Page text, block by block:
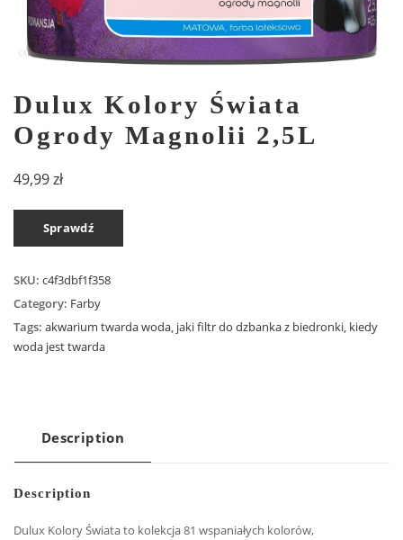
Dulux Kolory Świata
Ogrody Magnolii 2,5L
49,99zł
Sprawdź
SKU: c4f3dbf1f358
Category: Farby
Tags: akwarium twarda woda, jaki filtr do dzbanka z biedronki, kiedy
woda jest twarda
Description
Description
Dulux Kolory Świata to kolekcja 81 wspaniałych kolorów,